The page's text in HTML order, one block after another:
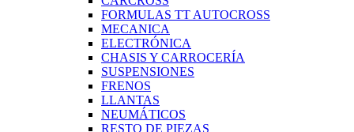
FORMULAS TT AUTOCROSS
MECANICA
ELECTRÓNICA
CHASIS Y CARROCERÍA
SUSPENSIONES
FRENOS
LLANTAS
NEUMÁTICOS
RESTO DE PIEZAS